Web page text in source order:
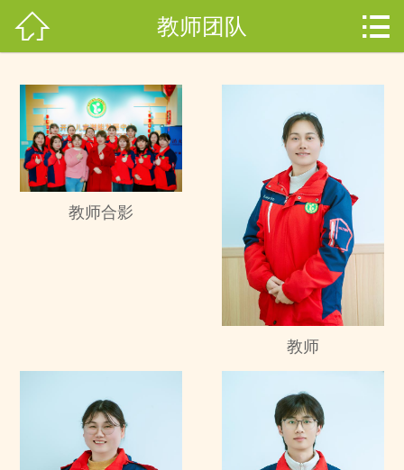
开音动态
幼儿园
教师团队
小朋友风采
聋儿教育
在线报名
联系我们
 教师团队
类

教师合影
教师